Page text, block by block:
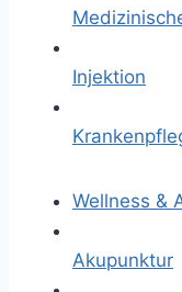
Injektion
Wellness &
Akupunktur